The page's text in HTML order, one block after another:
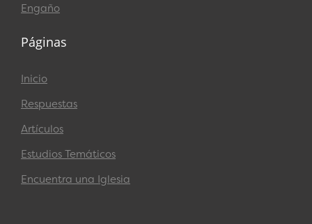
Engaño
Páginas
Inicio
Respuestas
Artículos
Estudios Temáticos
Encuentra una Iglesia